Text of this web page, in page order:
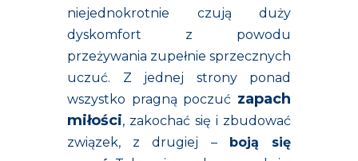
niejednokrotnie czują duży
dyskomfort z powodu
przeżywania zupełnie sprzecznych
uczuć. Z jednej strony ponad
wszystko pragną poczuć zapach
miłości, zakochać się i zbudować
związek, z drugiej – boją się